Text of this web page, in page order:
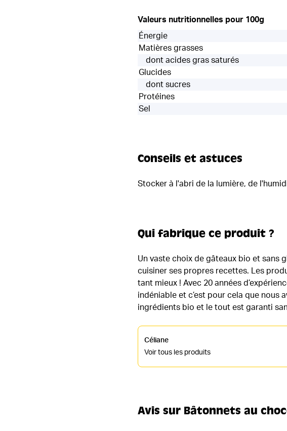
Valeurs nutritionnelles pour 100g
Énergie
Matières grasses
dont acides gras saturés
Glucides
dont sucres
Protéines
Sel
Conseils et astuces
Stocker à l'abri de la lumière, de
Qui fabrique ce produit ?
Un vaste choix de gâteaux bio et sans
cuisiner ses propres recettes. Les
tant mieux ! Avec 20 années
indéniable et c’est pour cela que nous
ingrédients bio et le tout est garanti
Céliane
Voir tous les produits
Avis sur Bâtonnets au